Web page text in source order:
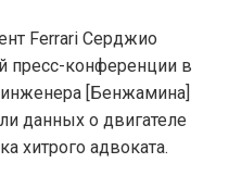
Ferrari Серджио
пресс-конференции в
[Бенжамина]
данных о двигателе
хитрого адвоката.